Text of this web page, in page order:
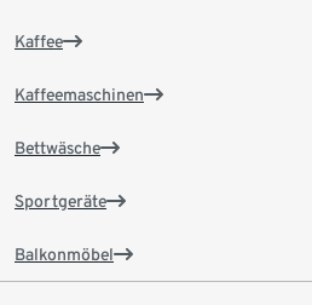
Kaffee
Kaffeemaschinen
Bettwäsche
Sportgeräte
Balkonmöbel